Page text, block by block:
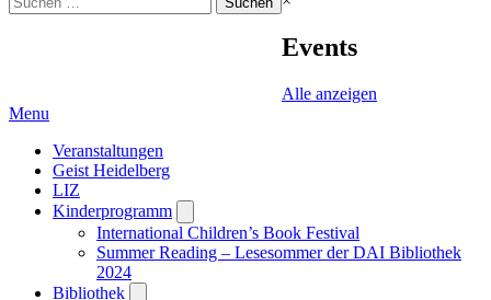
nach:
Events
Alle anzeigen
Menu
Veranstaltungen
Geist Heidelberg
LIZ
Kinderprogramm
submenu
International Children’s Book Festival
Summer Reading – Lesesommer der DAI Bibliothek
2024
Bibliothek